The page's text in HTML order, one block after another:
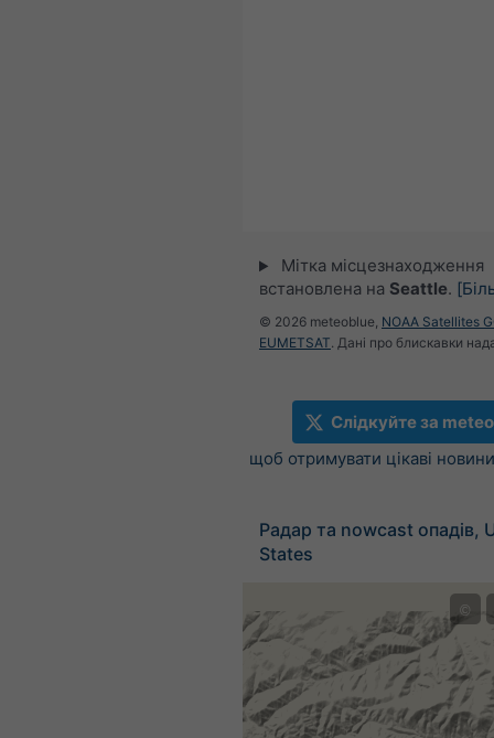
Мітка місцезнаходження
встановлена на Seattle.
© 2026 meteoblue, NOAA Satellites
EUMETSAT. Дані про блискавки
Слідкуйте за
щоб отримувати цікаві
Радар та nowcast опадів,
States
©